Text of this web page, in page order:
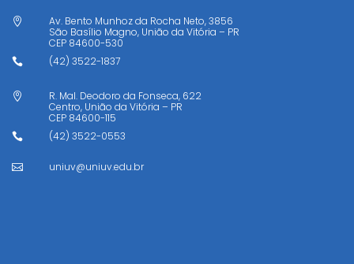

Av. Bento Munhoz da Rocha Neto, 3856
São Basílio Magno, União da Vitória – PR
CEP 84600-530
 (42) 3522-1837

R. Mal. Deodoro da Fonseca, 622
Centro, União da Vitória – PR
CEP 84600-115
 (42) 3522-0553
 uniuv@uniuv.edu.br